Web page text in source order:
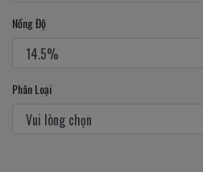
Nồng Độ
Phân Loại